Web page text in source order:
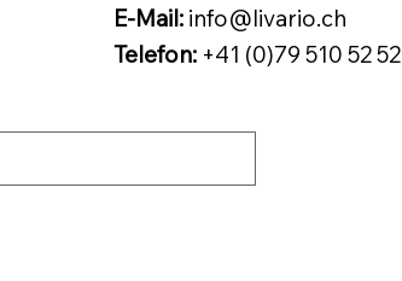
E-Mail:info@livario.ch
Telefon:+41 (0)79 510 52 52